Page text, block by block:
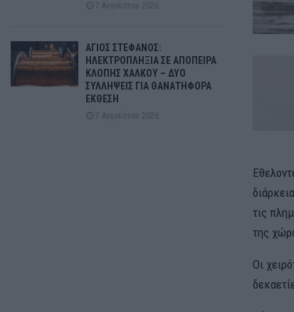
τις
της
Οι
7 Αυγούστου 2026
ΑΓΙΟΣ ΣΤΕΦΑΝΟΣ:
ΗΛΕΚΤΡΟΠΛΗΞΙΑ ΣΕ ΑΠΟΠΕΙΡΑ
ΚΛΟΠΗΣ ΧΑΛΚΟΥ – ΔΥΟ
ΣΥΛΛΗΨΕΙΣ ΓΙΑ ΘΑΝΑΤΗΦΟΡΑ
ΕΚΘΕΣΗ
7 Αυγούστου 2026